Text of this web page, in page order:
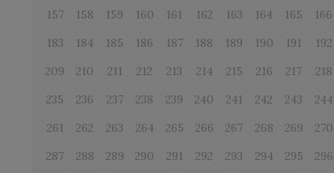
157
158 159 160 161 162 163 164 165 166
183
184 185 186 187 188 189 190 191 192
209
210 211 212 213 214 215 216 217 218
235
236 237 238 239 240 241 242 243 244
261
262 263 264 265 266 267 268 269 270
287
288 289 290 291 292 293 294 295 296